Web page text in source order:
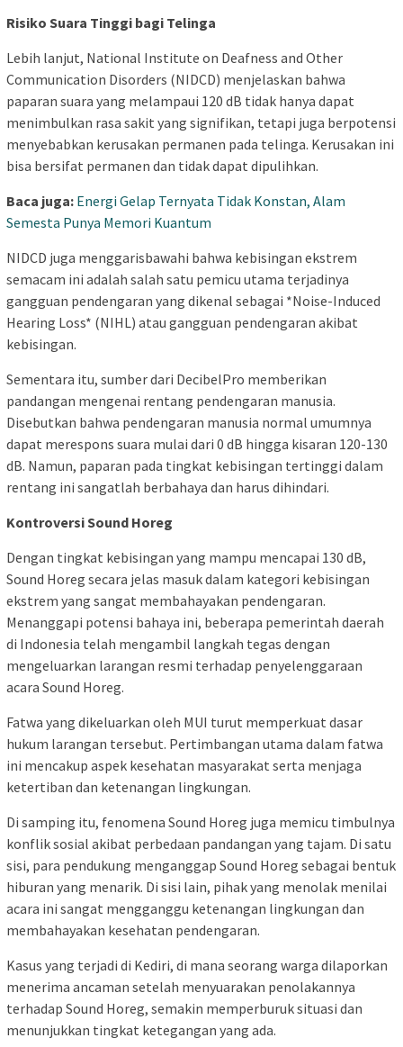
Risiko Suara Tinggi bagi Telinga
Lebih lanjut, National Institute on Deafness and Other
Communication Disorders (NIDCD) menjelaskan bahwa
paparan suara yang melampaui 120 dB tidak hanya dapat
menimbulkan rasa sakit yang signifikan, tetapi juga berpotensi
menyebabkan kerusakan permanen pada telinga. Kerusakan ini
bisa bersifat permanen dan tidak dapat dipulihkan.
Baca juga: Energi Gelap Ternyata Tidak Konstan, Alam
Semesta Punya Memori Kuantum
NIDCD juga menggarisbawahi bahwa kebisingan ekstrem
semacam ini adalah salah satu pemicu utama terjadinya
gangguan pendengaran yang dikenal sebagai *Noise-Induced
Hearing Loss* (NIHL) atau gangguan pendengaran akibat
kebisingan.
Sementara itu, sumber dari DecibelPro memberikan
pandangan mengenai rentang pendengaran manusia.
Disebutkan bahwa pendengaran manusia normal umumnya
dapat merespons suara mulai dari 0 dB hingga kisaran 120-130
dB. Namun, paparan pada tingkat kebisingan tertinggi dalam
rentang ini sangatlah berbahaya dan harus dihindari.
Kontroversi Sound Horeg
Dengan tingkat kebisingan yang mampu mencapai 130 dB,
Sound Horeg secara jelas masuk dalam kategori kebisingan
ekstrem yang sangat membahayakan pendengaran.
Menanggapi potensi bahaya ini, beberapa pemerintah daerah
di Indonesia telah mengambil langkah tegas dengan
mengeluarkan larangan resmi terhadap penyelenggaraan
acara Sound Horeg.
Fatwa yang dikeluarkan oleh MUI turut memperkuat dasar
hukum larangan tersebut. Pertimbangan utama dalam fatwa
ini mencakup aspek kesehatan masyarakat serta menjaga
ketertiban dan ketenangan lingkungan.
Di samping itu, fenomena Sound Horeg juga memicu timbulnya
konflik sosial akibat perbedaan pandangan yang tajam. Di satu
sisi, para pendukung menganggap Sound Horeg sebagai bentuk
hiburan yang menarik. Di sisi lain, pihak yang menolak menilai
acara ini sangat mengganggu ketenangan lingkungan dan
membahayakan kesehatan pendengaran.
Kasus yang terjadi di Kediri, di mana seorang warga dilaporkan
menerima ancaman setelah menyuarakan penolakannya
terhadap Sound Horeg, semakin memperburuk situasi dan
menunjukkan tingkat ketegangan yang ada.